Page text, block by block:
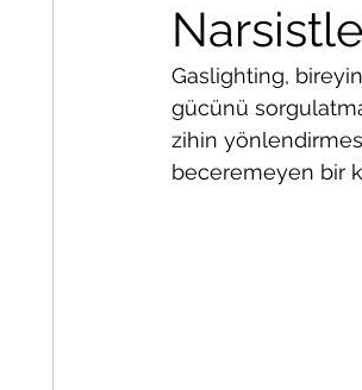
Gaslighting, bireyin
gücünü
zihin
beceremeyen bir